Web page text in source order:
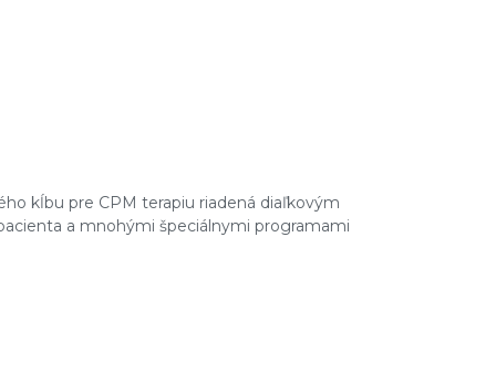
kĺbu pre CPM terapiu riadená diaľkovým
a mnohými špeciálnymi programami